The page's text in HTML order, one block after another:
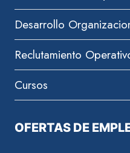
Desarrollo
Reclutamiento
Cursos
OFERTAS DE